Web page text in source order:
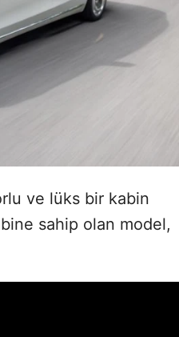
ve lüks bir kabin
sahip olan model,